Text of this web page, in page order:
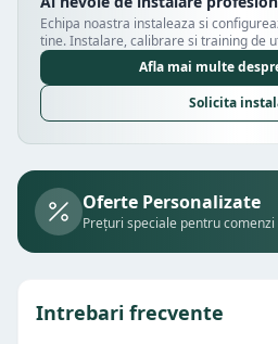
Echipa noastra instaleaza si
tine. Instalare, calibrare si training de
Afla mai multe
Solicita
Oferte Personalizate
Prețuri speciale pentru
Intrebari frecvente